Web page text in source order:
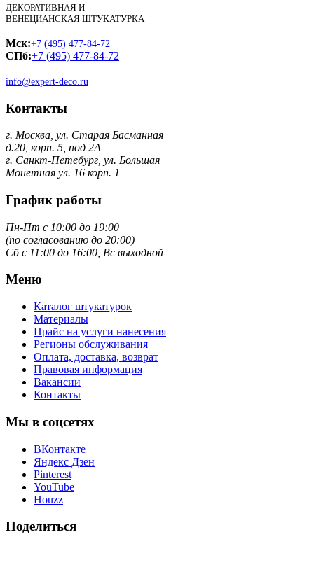
ДЕКОРАТИВНАЯ И
ВЕНЕЦИАНСКАЯ ШТУКАТУРКА
Мск:+7 (495) 477-84-72
СПб:+7 (495) 477-84-72
info@expert-deco.ru
Контакты
г. Москва, ул. Старая Басманная
д.20, корп. 5, под 2А
г. Санкт-Петебург, ул. Большая
Монетная ул. 16 корп. 1
График работы
Пн-Пт с 10:00 до 19:00
(по согласованию до 20:00)
Сб с 11:00 до 16:00, Вс выходной
Меню
Каталог штукатурок
Материалы
Прайс на услуги нанесения
Регионы обслуживания
Оплата, доставка, возврат
Правовая информация
Вакансии
Контакты
Мы в соцсетях
ВКонтакте
Яндекс Дзен
Pinterest
YouTube
Houzz
Поделиться